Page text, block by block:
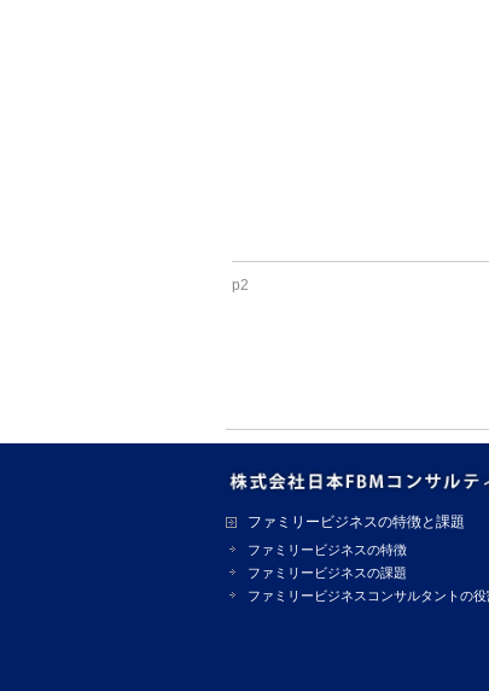
p2
ファミリービジネスの特徴と課題
ファミリービジネスの特徴
ファミリービジネスの課題
ファミリービジネスコンサルタントの役